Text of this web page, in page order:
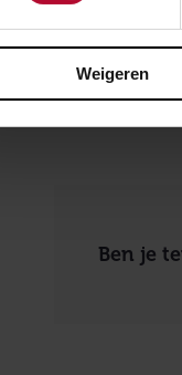
Weigeren
de bestaande
samen met
Ben je